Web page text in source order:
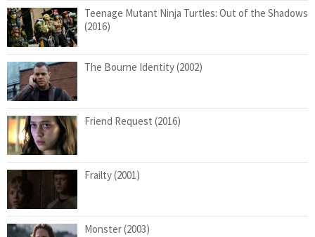
Teenage Mutant Ninja Turtles: Out of the Shadows
(2016)
The Bourne Identity (2002)
Friend Request (2016)
Frailty (2001)
Monster (2003)